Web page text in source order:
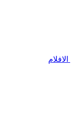
الافلام